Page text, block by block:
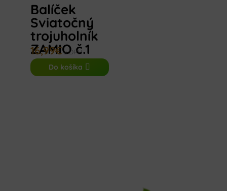
Balíček
Sviatočný
trojuholník
ZAMIO č.1
16,99€s DPH
Do košíka